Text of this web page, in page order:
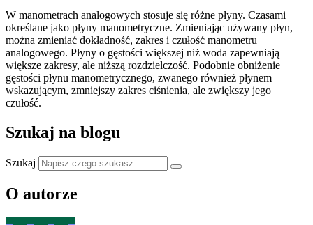
W manometrach analogowych stosuje się różne płyny. Czasami
określane jako płyny manometryczne. Zmieniając używany płyn,
można zmieniać dokładność, zakres i czułość manometru
analogowego. Płyny o gęstości większej niż woda zapewniają
większe zakresy, ale niższą rozdzielczość. Podobnie obniżenie
gęstości płynu manometrycznego, zwanego również płynem
wskazującym, zmniejszy zakres ciśnienia, ale zwiększy jego
czułość.
Szukaj na blogu
Szukaj
O autorze